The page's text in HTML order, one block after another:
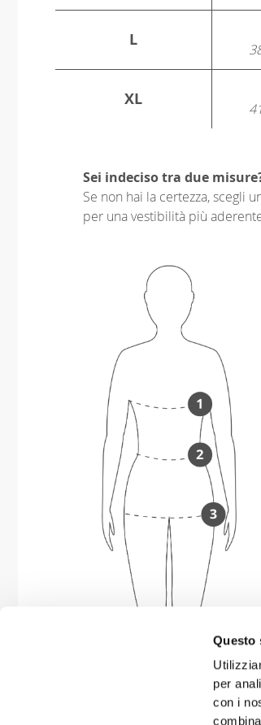
Questo
per
con i
L
XL
Sei indeciso tra due
Se non hai la certezza, scegli
per una vestibilità più